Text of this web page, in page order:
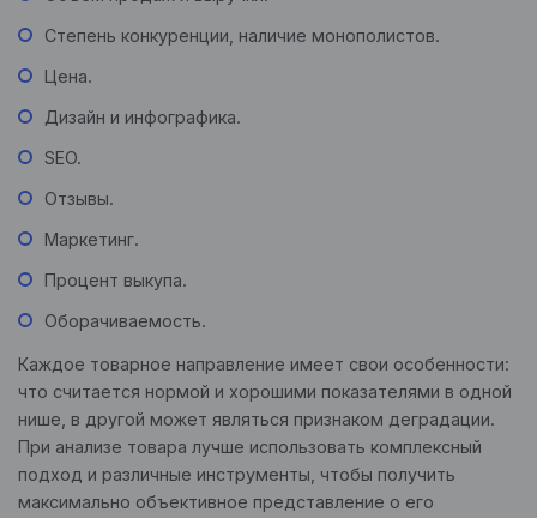
Степень конкуренции, наличие монополистов.
Цена.
Дизайн и инфографика.
SEO.
Отзывы.
Маркетинг.
Процент выкупа.
Оборачиваемость.
Каждое товарное направление имеет свои особенности:
что считается нормой и хорошими показателями в одной
нише, в другой может являться признаком деградации.
При анализе товара лучше использовать комплексный
подход и различные инструменты, чтобы получить
максимально объективное представление о его